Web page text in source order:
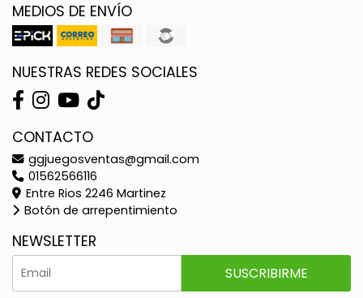
MEDIOS DE ENVÍO
NUESTRAS REDES SOCIALES
CONTACTO
ggjuegosventas@gmail.com
01562566116
Entre Rios 2246 Martinez
Botón de arrepentimiento
NEWSLETTER
SUSCRIBIRME